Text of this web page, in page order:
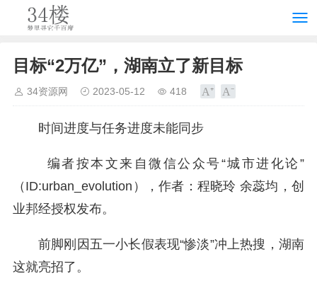
目标“2万亿”，湖南立了新目标
34资源网 2023-05-12 418
时间进度与任务进度未能同步
编者按本文来自微信公众号“城市进化论”
（ID:urban_evolution），作者：程晓玲 余蕊均，创
业邦经授权发布。
前脚刚因五一小长假表现“惨淡”冲上热搜，湖南
这就亮招了。